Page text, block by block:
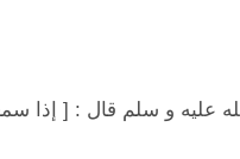
عليه و سلم قال : [ إذا